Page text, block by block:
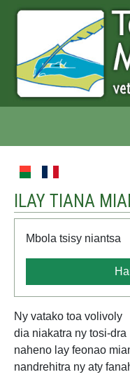
ILAY TIANA
Mbola tsisy niantsa
Ny vatako toa volivoly
dia niakatra ny tosi-dra
naheno lay feonao
nandrehitra ny aty